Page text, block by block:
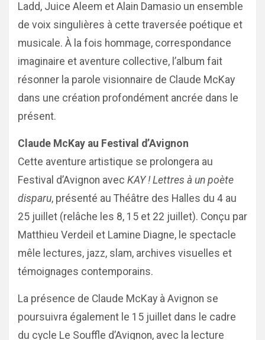
Ladd, Juice Aleem et Alain Damasio un ensemble
de voix singulières à cette traversée poétique et
musicale. À la fois hommage, correspondance
imaginaire et aventure collective, l’album fait
résonner la parole visionnaire de Claude McKay
dans une création profondément ancrée dans le
présent.
Claude McKay au Festival d’Avignon
Cette aventure artistique se prolongera au
Festival d’Avignon avec KAY ! Lettres à un poète
disparu, présenté au Théâtre des Halles du 4 au
25 juillet (relâche les 8, 15 et 22 juillet). Conçu par
Matthieu Verdeil et Lamine Diagne, le spectacle
mêle lectures, jazz, slam, archives visuelles et
témoignages contemporains.
La présence de Claude McKay à Avignon se
poursuivra également le 15 juillet dans le cadre
du cycle Le Souffle d’Avignon, avec la lecture